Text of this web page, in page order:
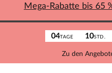
04TAGE 10STD.
Zu den
Mega-Rabatte bis 65